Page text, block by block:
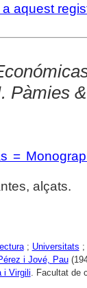
aquest
Pàmies
=
alçats.
; Universitats ;
i Jové, Pau
i Virgili. Facultat de